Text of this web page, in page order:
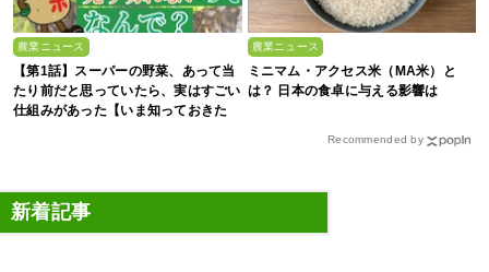
農業ニュース
【第1話】スーパーの野菜、あって当
たり前だと思っていたら、実はすごい
仕組みがあった【いま知っておきた
農業ニュース
ミニマム・アクセス米（MA米）と
は？ 日本の食卓に与える影響は
Recommended by
新着記事